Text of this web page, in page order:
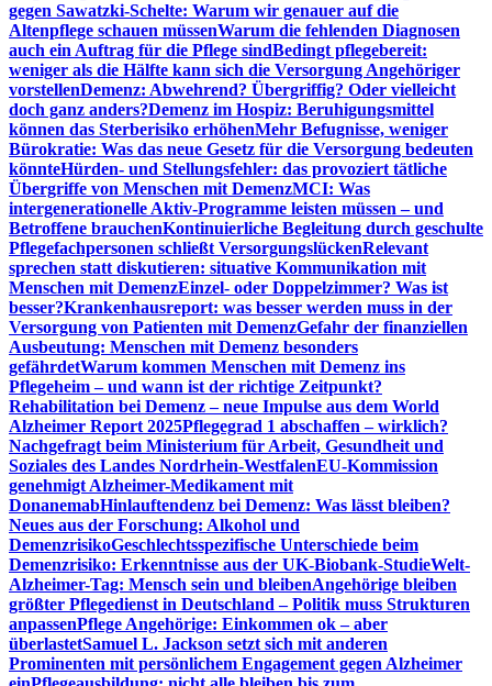
gegen Sawatzki-Schelte: Warum wir genauer auf die
Altenpflege schauen müssenWarum die fehlenden Diagnosen
auch ein Auftrag für die Pflege sindBedingt pflegebereit:
weniger als die Hälfte kann sich die Versorgung Angehöriger
vorstellenDemenz: Abwehrend? Übergriffig? Oder vielleicht
doch ganz anders?Demenz im Hospiz: Beruhigungsmittel
können das Sterberisiko erhöhenMehr Befugnisse, weniger
Bürokratie: Was das neue Gesetz für die Versorgung bedeuten
könnteHürden- und Stellungsfehler: das provoziert tätliche
Übergriffe von Menschen mit DemenzMCI: Was
intergenerationelle Aktiv-Programme leisten müssen – und
Betroffene brauchenKontinuierliche Begleitung durch geschulte
Pflegefachpersonen schließt VersorgungslückenRelevant
sprechen statt diskutieren: situative Kommunikation mit
Menschen mit DemenzEinzel- oder Doppelzimmer? Was ist
besser?Krankenhausreport: was besser werden muss in der
Versorgung von Patienten mit DemenzGefahr der finanziellen
Ausbeutung: Menschen mit Demenz besonders
gefährdetWarum kommen Menschen mit Demenz ins
Pflegeheim – und wann ist der richtige Zeitpunkt?
Rehabilitation bei Demenz – neue Impulse aus dem World
Alzheimer Report 2025Pflegegrad 1 abschaffen – wirklich?
Nachgefragt beim Ministerium für Arbeit, Gesundheit und
Soziales des Landes Nordrhein-WestfalenEU-Kommission
genehmigt Alzheimer-Medikament mit
DonanemabHinlauftendenz bei Demenz: Was lässt bleiben?
Neues aus der Forschung: Alkohol und
DemenzrisikoGeschlechtsspezifische Unterschiede beim
Demenzrisiko: Erkenntnisse aus der UK-Biobank-StudieWelt-
Alzheimer-Tag: Mensch sein und bleibenAngehörige bleiben
größter Pflegedienst in Deutschland – Politik muss Strukturen
anpassenPflege Angehörige: Einkommen ok – aber
überlastetSamuel L. Jackson setzt sich mit anderen
Prominenten mit persönlichem Engagement gegen Alzheimer